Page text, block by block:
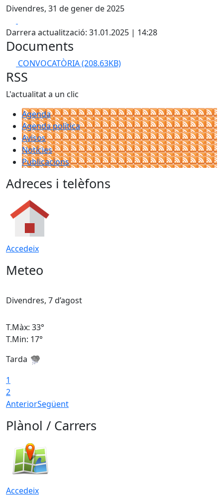
Divendres, 31 de gener de 2025
Darrera actualització: 31.01.2025 | 14:28
Documents
CONVOCATÒRIA(208.63KB)
RSS
L'actualitat a un clic
Agenda
Agenda política
Avisos
Notícies
Publicacions
Adreces i telèfons
Accedeix
Meteo
Divendres, 7 d’agost
T.Màx: 33°
T.Min: 17°
Tarda
1
2
AnteriorSegüent
Plànol / Carrers
Accedeix